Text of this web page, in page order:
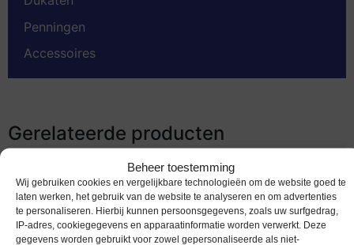
Beheer toestemming
Wij gebruiken cookies en vergelijkbare technologieën om de website goed te
laten werken, het gebruik van de website te analyseren en om advertenties
te personaliseren. Hierbij kunnen persoonsgegevens, zoals uw surfgedrag,
IP-adres, cookiegegevens en apparaatinformatie worden verwerkt. Deze
gegevens worden gebruikt voor zowel gepersonaliseerde als niet-
Penningen
Accessoires
Gerelateerde producten